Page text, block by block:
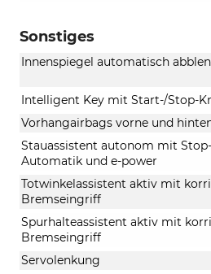
Sonstiges
Innenspiegel automatisch
Intelligent Key mit Start-/Stop-
Vorhangairbags vorne und
Stauassistent autonom mit
Automatik und e-power
Totwinkelassistent aktiv mit
Bremseingriff
Spurhalteassistent aktiv mit
Bremseingriff
Servolenkung